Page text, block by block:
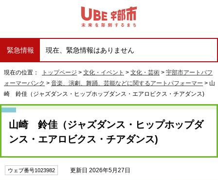
緊急情報 現在、緊急情報はありません
現在の位置： トップページ > 文化・イベント > 文化・芸術 > 宇部市アートパフ
ォーマーバンク > 音楽、演劇、舞踊、芸能などに関するアートパフォーマー > 山
崎 鈴佳（ジャズダンス・ヒップホップダンス・エアロビクス・チアダンス)
山崎 鈴佳（ジャズダンス・ヒップホップダ
ンス・エアロビクス・チアダンス)
ウェブ番号1023982 更新日 2026年5月27日